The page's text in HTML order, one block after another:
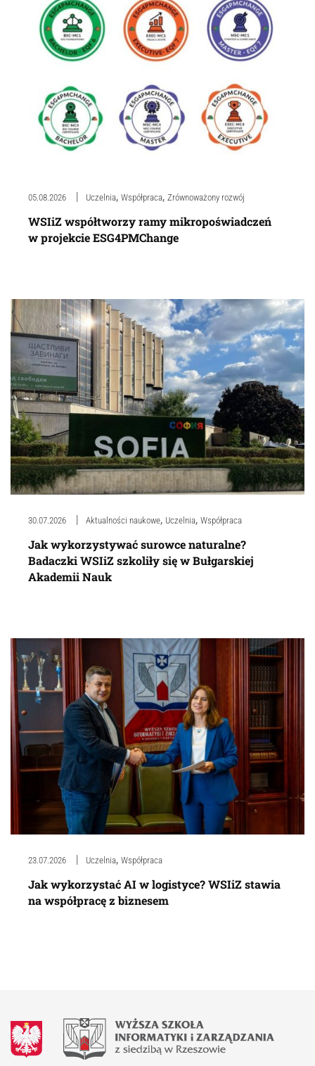
05.08.2026 Uczelnia, Współpraca, Zrównoważony rozwój
WSIiZ współtworzy ramy mikropoświadczeń
w projekcie ESG4PMChange
30.07.2026 Aktualności naukowe, Uczelnia, Współpraca
Jak wykorzystywać surowce naturalne?
Badaczki WSIiZ szkoliły się w Bułgarskiej
Akademii Nauk
23.07.2026 Uczelnia, Współpraca
Jak wykorzystać AI w logistyce? WSIiZ stawia
na współpracę z biznesem